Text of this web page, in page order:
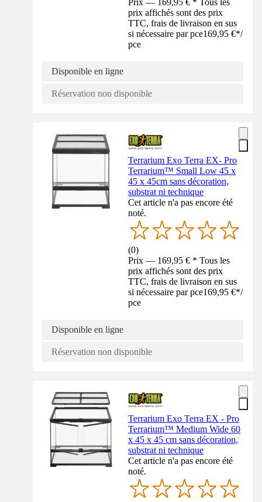
Prix — 169,95 € * Tous les
prix affichés sont des prix
TTC, frais de livraison en sus
si nécessaire par pce169,95 €*/
pce
Disponible en ligne
Réservation non disponible
Terrarium Exo Terra EX- Pro
Terrarium™ Small Low 45 x
45 x 45cm sans décoration,
substrat ni technique
Cet article n'a pas encore été
noté.
(0)
Prix — 169,95 € * Tous les
prix affichés sont des prix
TTC, frais de livraison en sus
si nécessaire par pce169,95 €*/
pce
Disponible en ligne
Réservation non disponible
Terrarium Exo Terra EX - Pro
Terrarium™ Medium Wide 60
x 45 x 45 cm sans décoration,
substrat ni technique
Cet article n'a pas encore été
noté.